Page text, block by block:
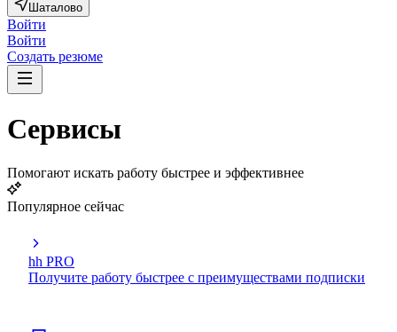
Шаталово
Войти
Войти
Создать резюме
Сервисы
Помогают искать работу быстрее и эффективнее
Популярное сейчас
hh PRO
Получите работу быстрее с преимуществами подписки